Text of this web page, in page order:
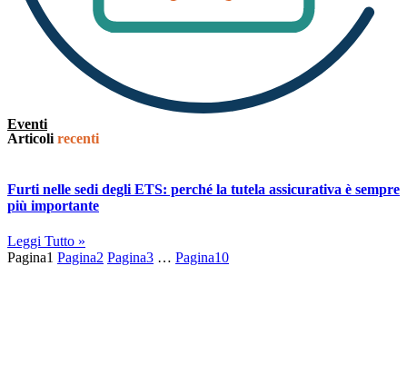
Eventi
Articoli recenti
Furti nelle sedi degli ETS: perché la tutela assicurativa è sempre
più importante
Leggi Tutto »
Pagina1 Pagina2 Pagina3 … Pagina10